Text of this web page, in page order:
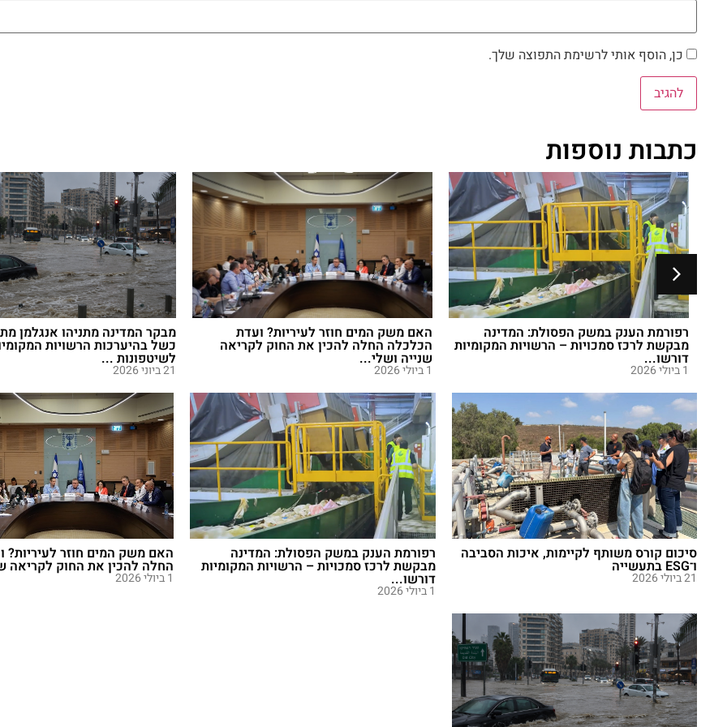
כן, הוסף אותי לרשימת התפוצה שלך.
כתבות נוספות
רפורמת הענק במשק הפסולת: המדינה
מבקשת לרכז סמכויות – הרשויות המקומיות
דורשו...
1 ביולי 2026
האם משק המים חוזר לעיריות? ועדת
הכלכלה החלה להכין את החוק לקריאה
שנייה ושלי...
1 ביולי 2026
מבקר המדינה מתניהו אנגלמן
כשל בהיערכות הרשויות
לשיטפונות ...
21 ביוני 2026
סיכום קורס משותף לקיימות, איכות הסביבה
ו־ESG בתעשייה
21 ביולי 2026
רפורמת הענק במשק הפסולת: המדינה
מבקשת לרכז סמכויות – הרשויות המקומיות
דורשו...
1 ביולי 2026
האם משק המים חוזר לעיריות?
החלה להכין את החוק לקריאה
1 ביולי 2026